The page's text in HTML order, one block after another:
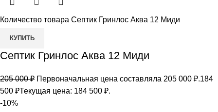
Количество товара Септик Гринлос Аква 12 Миди
КУПИТЬ
Септик Гринлос Аква 12 Миди
205 000₽ Первоначальная цена составляла 205 000 ₽.184
500 ₽Текущая цена: 184 500 ₽.
-10%